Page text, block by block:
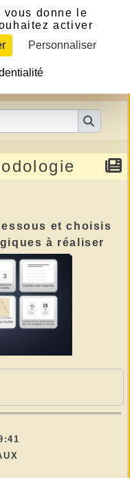
et choisis
à réaliser
donne le
activer
Personnaliser